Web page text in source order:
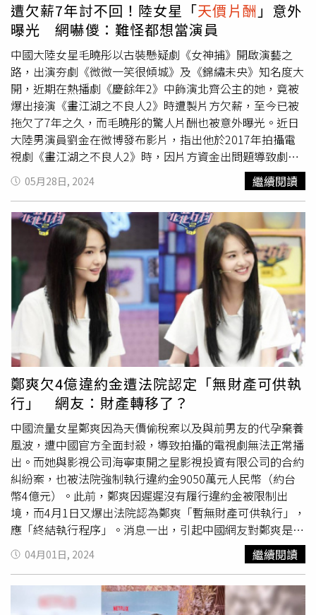
工人，妳是天價打工人！」、「真是離開群眾太久了，苦都
還沒吃到呢，流了一點汗就覺得自己是天選打工人了。」孫
儷提到「打工人」三個字觸動了中國網友敏感的神經，紛紛
留言抨擊。（圖／翻攝微博）不過也有不少網友為她緩頰：
「戾氣太重了吧？人家只是分享趣事，又沒賣慘，至於
嗎？」、「我覺得很正常啊，看不懂被懟的點在哪裡，就因
為那三個字嗎？」、「網路上有些人動不動就審判別人，戾
氣那麼重，活得不累嗎？」
遭欠薪7年討不回！陸女星「天價片酬 」意外
曝光 網嚇儍：難怪都想當演員
中國大陸女星毛曉彤以古裝懸疑劇《女神捕》開啟演藝之
路，出演夯劇《微微一笑很傾城》及《錦繡未央》知名度大
開，近期在熱播劇《慶餘年2》中飾演北齊公主的她，竟被
爆出接演《畫江湖之不良人2》時遭製片方欠薪，至今已被
拖欠了7年之久，而毛曉彤的驚人片酬也被意外曝光。近日
大陸男演員劉金在微博發布影片，指出他於2017年拍攝電
視劇《畫江湖之不良人2》時，因片方資金出問題導致劇組
被迫解散，他遭欠薪1萬6000元人民幣（約新台幣7萬1040
元），他更透露，擔綱該片女主角的毛曉彤被積欠高達
1250萬元人民幣（約新台幣5652萬元）的片酬。劉金表
示，當時為了安撫演員及劇組人員，製片方還簽署了一份欠
薪協議書，承諾會在約定期限內清償薪資，否則債權人可憑
協議向法院提告，而他事後輾轉得知，原來毛曉彤不僅早已
起訴該片方，且還打贏了官司，只是由於製片公司名下沒有
任何可執行的財產，意味著即便官司勝訴也討不回這筆錢。
消息曝光後，網友紛紛將焦點放在片酬上，驚呼毛曉彤7年
前還沒走紅片酬就已經高得嚇人，不敢想像一線演員有多
賺，「7年前都這麼高，還不是一線，現在更不能想像有多
高」、「輕輕鬆鬆一千多萬，當演員真好」、「難怪都去做
演員，一部劇那麼多錢」、「演藝圈真有錢啊，分分鐘賺了
一般人幾輩子的錢。」
05月28日, 2024 繼續閱讀
鄭爽欠4億違約金遭法院認定「無財產可供執
行」 網友：財產轉移了？
中國流量女星鄭爽因為天價偷稅案以及與前男友的代孕棄養
風波，遭中國官方全面封殺，導致拍攝的電視劇無法正常播
出。而她與影視公司海寧東開之星影視投資有限公司的合約
糾紛案，也被法院強制執行違約金9050萬元人民幣（約台
幣4億元）。此前，鄭爽因遲遲沒有履行違約金被限制出
境，而4月1日又爆出法院認為鄭爽「暫無財產可供執行」，
應「終結執行程序」。消息一出，引起中國網友對鄭爽是否
轉移財產的熱議。據中國媒體報導，據「企查查」APP顯
示，近日鄭爽與海寧東開之星影視投資有限公司合同糾紛
案，1日新增執行裁定書。文書內容顯示，法院認為，經窮
盡財產調查措施，該案被執行人鄭爽暫無財產可供執行，故
04月01日, 2024 繼續閱讀